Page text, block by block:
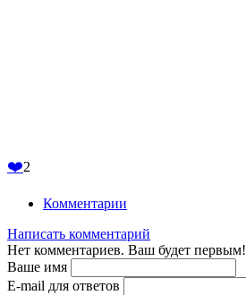
❤️2
Комментарии
Написать комментарий
Нет комментариев. Ваш будет первым!
Ваше имя
E-mail для ответов